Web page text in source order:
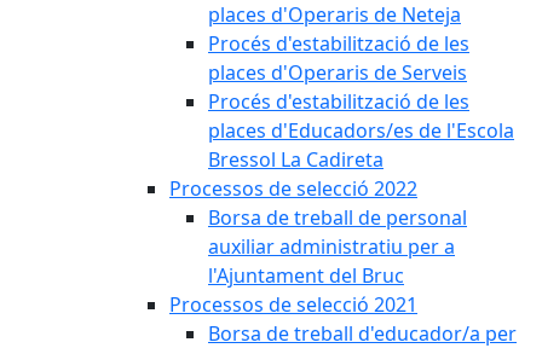
places d'Operaris de Neteja
Procés d'estabilització de les
places d'Operaris de Serveis
Procés d'estabilització de les
places d'Educadors/es de l'Escola
Bressol La Cadireta
Processos de selecció 2022
Borsa de treball de personal
auxiliar administratiu per a
l'Ajuntament del Bruc
Processos de selecció 2021
Borsa de treball d'educador/a per